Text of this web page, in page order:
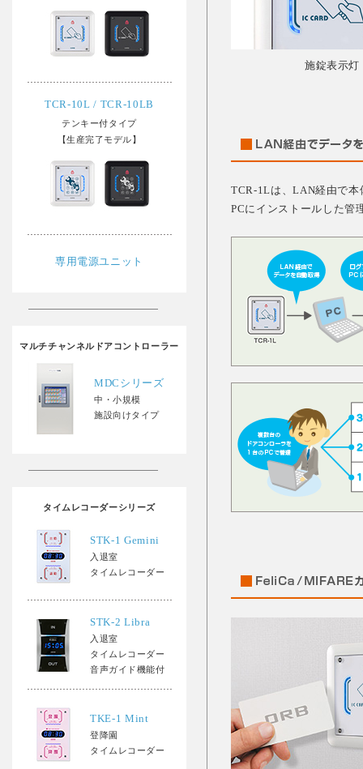
TCR-10L / TCR-10LB
テンキー付タイプ
【生産完了モデル】
専用電源ユニット
マルチチャンネルドアコントローラー
MDCシリーズ
中・小規模
施設向けタイプ
タイムレコーダーシリーズ
STK-1 Gemini
入退室
タイムレコーダー
STK-2 Libra
入退室
タイムレコーダー
音声ガイド機能付
TKE-1 Mint
登降園
タイムレコーダー
施錠表示灯
TCR-1Lは、LAN経由で本
PCにインストールした管